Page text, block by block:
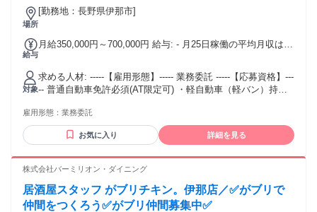
》 契約締結から面談デビューまでは約2ヶ月間。事前のオンラ
イン業務説明（システム利用のオリエンテーション・理解度
ています。「いきなり一人でスタート」ということは絶対に
さいね！
場所
[勤務地：長野県伊那市]
給与
月給350,000円～700,000円 給与: - 月25日稼働の平均月収は
対象
求める人材: -----【雇用形態】----- 業務委託 -----【応募資格】---
-- 普通自動車免許必須(AT限定可) ・軽自動車（軽バン）持ち
は台数に限りがあります。また、リ－ス会社のご紹介もいた
します。 -----【歓迎】----- - 未経験者、経験者とも歓迎 - 年齢
不問(20代・30代・40代・50代活躍中) - 学歴不問・経験不問
来的に独立を考えている方も歓迎 - 高収入、高月給を実現し
が好き！ドライブが好き！ - 素直で前向きに取り組める方 - 笑
顔でコミュニケーションが取れる方 - 黙々と1人で作業するこ
雇用形態： 業務委託
お気に入り 詳細を見る
株式会社バーミリオン・ダイニング
居酒屋スタッフ がブリチキン。伊那店／✅がブリで
仲間をつくろう✅がブリ仲間募集中✅